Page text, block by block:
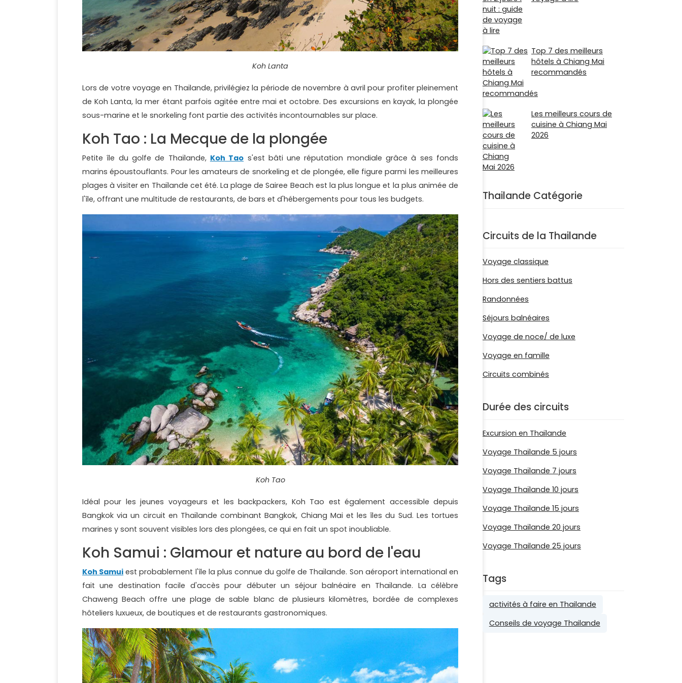
Koh Lanta
Lors de votre voyage en Thaïlande, privilégiez la période de novembre à avril pour profiter pleinement
de Koh Lanta, la mer étant parfois agitée entre mai et octobre. Des excursions en kayak, la plongée
sous-marine et le snorkeling font partie des activités incontournables sur place.
Koh Tao : La Mecque de la plongée
Petite île du golfe de Thaïlande, Koh Tao s'est bâti une réputation mondiale grâce à ses fonds
marins époustouflants. Pour les amateurs de snorkeling et de plongée, elle figure parmi les meilleures
plages à visiter en Thaïlande cet été. La plage de Sairee Beach est la plus longue et la plus animée de
l'île, offrant une multitude de restaurants, de bars et d'hébergements pour tous les budgets.
Koh Tao
Idéal pour les jeunes voyageurs et les backpackers, Koh Tao est également accessible depuis
Bangkok via un circuit en Thaïlande combinant Bangkok, Chiang Mai et les îles du Sud. Les tortues
marines y sont souvent visibles lors des plongées, ce qui en fait un spot inoubliable.
Koh Samui : Glamour et nature au bord de l'eau
Koh Samui est probablement l'île la plus connue du golfe de Thaïlande. Son aéroport international en
fait une destination facile d'accès pour débuter un séjour balnéaire en Thaïlande. La célèbre
Chaweng Beach offre une plage de sable blanc de plusieurs kilomètres, bordée de complexes
hôteliers luxueux, de boutiques et de restaurants gastronomiques.
Top 7 des meilleurs
hôtels à Chiang Mai
recommandés
Les meilleurs cours de
cuisine à Chiang Mai
2026
Thailande Catégorie
Circuits de la Thailande
Voyage classique
Hors des sentiers battus
Randonnées
Séjours balnéaires
Voyage de noce/ de luxe
Voyage en famille
Circuits combinés
Durée des circuits
Excursion en Thaïlande
Voyage Thaïlande 5 jours
Voyage Thaïlande 7 jours
Voyage Thaïlande 10 jours
Voyage Thaïlande 15 jours
Voyage Thaïlande 20 jours
Voyage Thailande 25 jours
Tags
activités à faire en Thailande
Conseils de voyage Thailande